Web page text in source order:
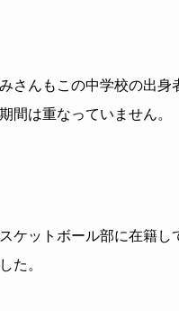
さんもこの中学校の出身
間は重なっていません。
ケットボール部に在籍し
た。